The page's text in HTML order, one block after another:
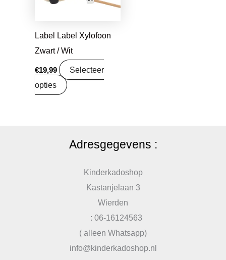
Label Label Xylofoon
Zwart / Wit
€19,99
Selecteer
opties
Adresgegevens :
Kinderkadoshop
Kastanjelaan 3
Wierden
: 06-16124563
( alleen Whatsapp)
info@kinderkadoshop.nl